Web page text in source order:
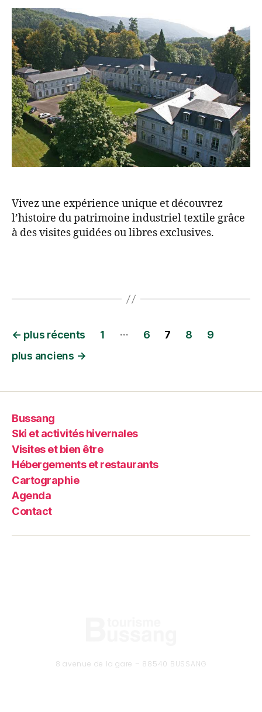
Vivez une expérience unique et découvrez
l’histoire du patrimoine industriel textile grâce
à des visites guidées ou libres exclusives.
← plus récents 1 … 6 7 8
9
plus anciens →
Bussang
Ski et activités hivernales
Visites et bien être
Hébergements et restaurants
Cartographie
Agenda
Contact
8 avenue de la gare – 88540 BUSSANG